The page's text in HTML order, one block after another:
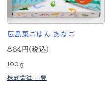
広島菜ごはん あなご
864円(税込)
100ｇ
株式会社 山豊